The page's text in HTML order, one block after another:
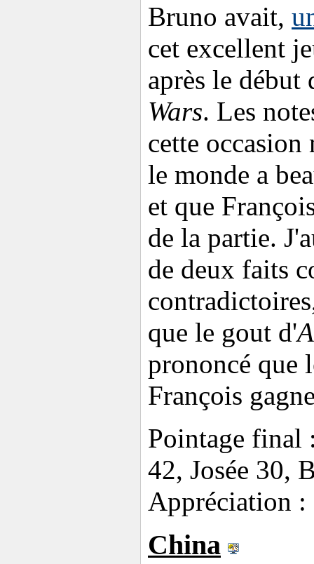
Bruno avait,
cet excellent
après le
Wars. Les
cette occasion
le monde a
et que
de la partie.
de deux faits
que le gout d'
prononcé que
François
Pointage final
42, Josée 30,
Appréciation :
China